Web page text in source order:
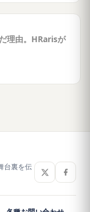
理由。HRarisが
台裏を伝